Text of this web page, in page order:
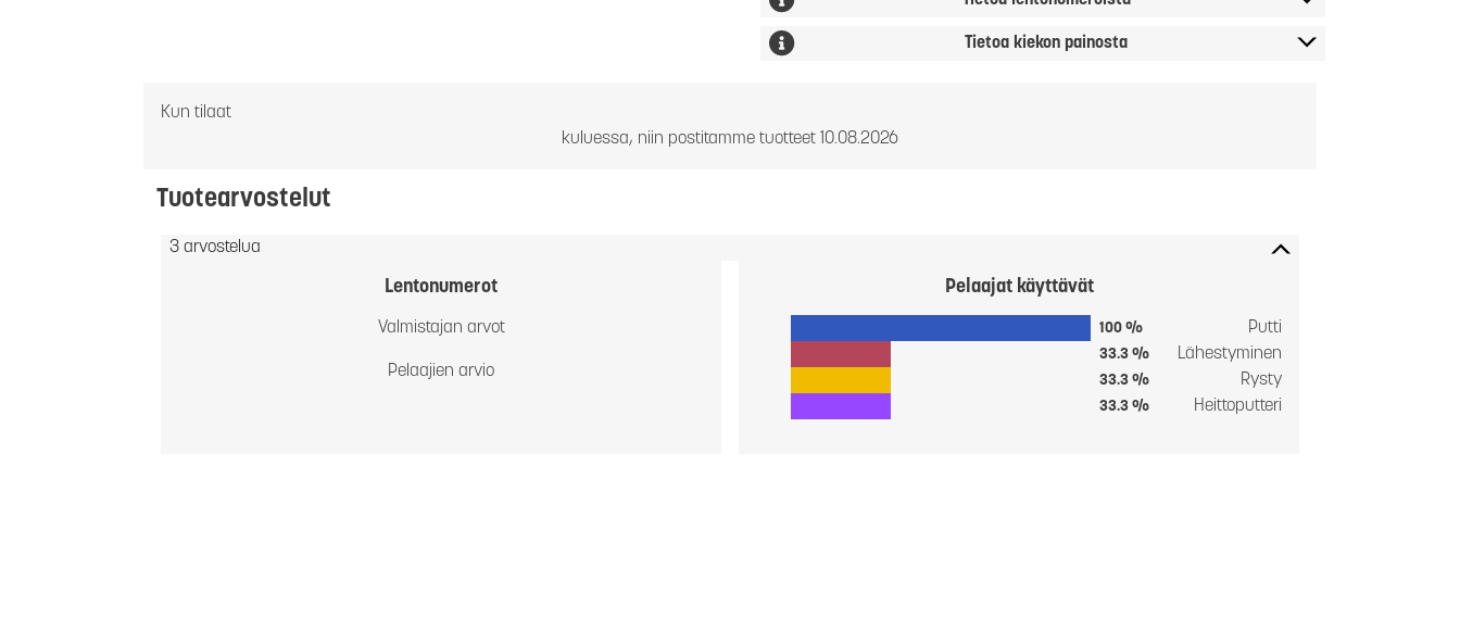
Tietoa kiekon painosta
Kun tilaat
kuluessa, niin postitamme tuotteet 10.08.2026
Tuotearvostelut
3 arvostelua
Lentonumerot
Valmistajan arvot
Pelaajien arvio
Pelaajat käyttävät
100 % Putti
33.3 % Lähestyminen
33.3 % Rysty
33.3 % Heittoputteri